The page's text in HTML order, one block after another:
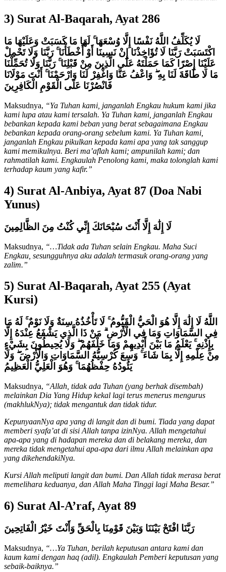
3) Surat Al-Baqarah, Ayat 286
لَا يُكَلِّفُ اللَّهُ نَفْسًا إِلَّا وُسْعَهَا ۚ لَهَا مَا كَسَبَتْ وَعَلَيْهَا مَا
اكْتَسَبَتْ رَبَّنَا لَا تُؤَاخِذْنَا إِنْ نَسِينَا أَوْ أَخْطَأْنَا ۚ رَبَّنَا وَلَا تَحْمِلْ
عَلَيْنَا إِصْرًا كَمَا حَمَلْتَهُ عَلَى الَّذِينَ مِنْ قَبْلِنَا ۚ رَبَّنَا وَلَا تُحَمِّلْنَا
مَا لَا طَاقَةَ لَنَا بِهِ ۖ وَاعْفُ عَنَّا وَاغْفِرْ لَنَا وَارْحَمْنَا ۚ أَنْتَ مَوْلَانَا
فَانْصُرْنَا عَلَى الْقَوْمِ الْكَافِرِينَ
Maksudnya, “Ya Tuhan kami, janganlah Engkau hukum kami jika
kami lupa atau kami tersalah. Ya Tuhan kami, janganlah Engkau
bebankan kepada kami beban yang berat sebagaimana Engkau
bebankan kepada orang-orang sebelum kami. Ya Tuhan kami,
janganlah Engkau pikulkan kepada kami apa yang tak sanggup
kami memikulnya. Beri ma’aflah kami; ampunilah kami; dan
rahmatilah kami. Engkaulah Penolong kami, maka tolonglah kami
terhadap kaum yang kafir.”
4) Surat Al-Anbiya, Ayat 87 (Doa Nabi
Yunus)
لَا إِلَٰهَ إِلَّا أَنْتَ سُبْحَانَكَ إِنِّي كُنْتُ مِنَ الظَّالِمِينَ
Maksudnya, “…Tidak ada Tuhan selain Engkau. Maha Suci
Engkau, sesungguhnya aku adalah termasuk orang-orang yang
zalim.”
5) Surat Al-Baqarah, Ayat 255 (Ayat
Kursi)
اللَّهُ لَا إِلَٰهَ إِلَّا هُوَ الْحَيُّ الْقَيُّومُ ۚ لَا تَأْخُذُهُ سِنَةٌ وَلَا نَوْمٌ ۚ لَهُ مَا
فِي السَّمَاوَاتِ وَمَا فِي الْأَرْضِ ۗ مَنْ ذَا الَّذِي يَشْفَعُ عِنْدَهُ إِلَّا
بِإِذْنِهِ ۚ يَعْلَمُ مَا بَيْنَ أَيْدِيهِمْ وَمَا خَلْفَهُمْ ۖ وَلَا يُحِيطُونَ بِشَيْءٍ
مِنْ عِلْمِهِ إِلَّا بِمَا شَاءَ ۚ وَسِعَ كُرْسِيُّهُ السَّمَاوَاتِ وَالْأَرْضَ ۖ وَلَا
يَئُودُهُ حِفْظُهُمَا ۚ وَهُوَ الْعَلِيُّ الْعَظِيمُ
Maksudnya, “Allah, tidak ada Tuhan (yang berhak disembah)
melainkan Dia Yang Hidup kekal lagi terus menerus mengurus
(makhlukNya); tidak mengantuk dan tidak tidur.
KepunyaanNya apa yang di langit dan di bumi. Tiada yang dapat
memberi syafa’at di sisi Allah tanpa izinNya. Allah mengetahui
apa-apa yang di hadapan mereka dan di belakang mereka, dan
mereka tidak mengetahui apa-apa dari ilmu Allah melainkan apa
yang dikehendakiNya.
Kursi Allah meliputi langit dan bumi. Dan Allah tidak merasa berat
memelihara keduanya, dan Allah Maha Tinggi lagi Maha Besar.”
6) Surat Al-A’raf, Ayat 89
رَبَّنَا افْتَحْ بَيْنَنَا وَبَيْنَ قَوْمِنَا بِالْحَقِّ وَأَنْتَ خَيْرُ الْفَاتِحِينَ
Maksudnya, “…Ya Tuhan, berilah keputusan antara kami dan
kaum kami dengan haq (adil). Engkaulah Pemberi keputusan yang
sebaik-baiknya.”